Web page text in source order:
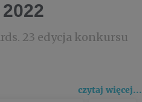
23 edycja konkursu
czytaj więcej...